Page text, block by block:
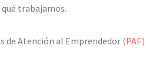
trabajamos.
de Atención al Emprendedor (PAE)